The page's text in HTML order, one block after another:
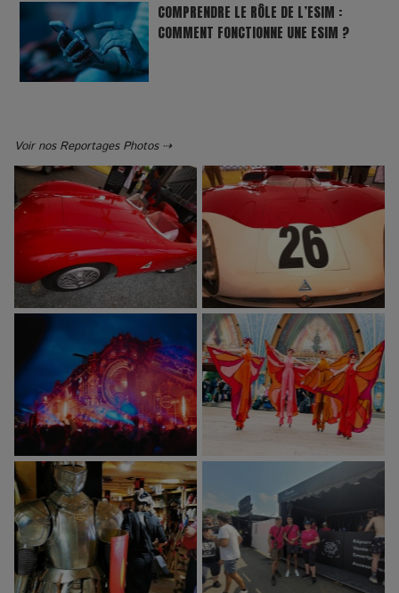
COMPRENDRE LE RÔLE DE L’ESIM :
COMMENT FONCTIONNE UNE ESIM ?
Voir nos Reportages Photos ⇢